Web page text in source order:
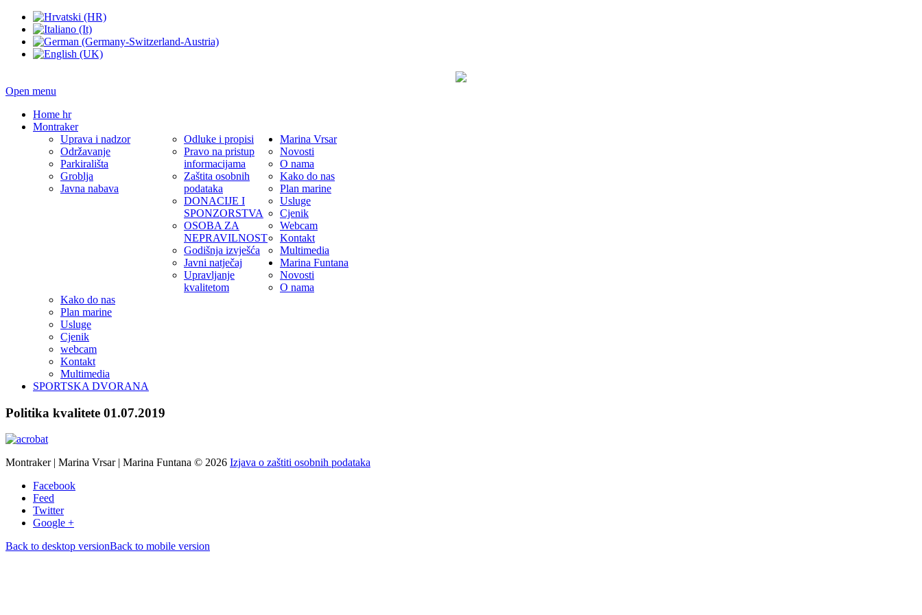
Open menu
Home hr
Montraker
Uprava i nadzor
Održavanje
Parkirališta
Groblja
Javna nabava
Odluke i propisi
Pravo na pristup
informacijama
Zaštita osobnih
podataka
DONACIJE I
SPONZORSTVA
OSOBA ZA
NEPRAVILNOST
Godišnja izvješća
Javni natječaj
Upravljanje
kvalitetom
Marina Vrsar
Novosti
O nama
Kako do nas
Plan marine
Usluge
Cjenik
Webcam
Kontakt
Multimedia
Marina Funtana
Novosti
O nama
Kako do nas
Plan marine
Usluge
Cjenik
webcam
Kontakt
Multimedia
SPORTSKA DVORANA
Politika kvalitete 01.07.2019
Montraker | Marina Vrsar | Marina Funtana © 2026 Izjava o zaštiti osobnih podataka
Facebook
Feed
Twitter
Google +
Back to desktop versionBack to mobile version